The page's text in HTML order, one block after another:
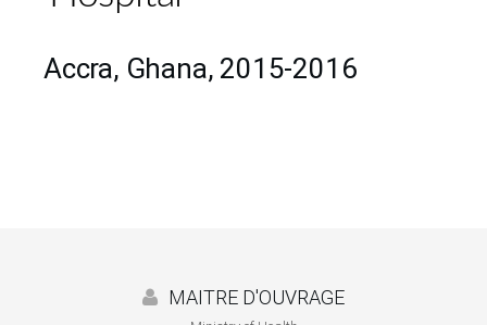
Accra, Ghana, 2015-2016
MAITRE D'OUVRAGE